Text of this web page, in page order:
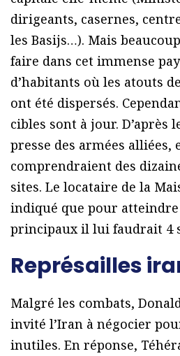
dirigeants, casernes,
les Basijs…). Mais
faire dans cet immense
d’habitants où les atouts
ont été dispersés.
cibles sont à jour. D’après
presse des armées alliées,
comprendraient des
sites. Le locataire de la
indiqué que pour atteindre
principaux il lui faudrait 4
Représailles
Malgré les combats,
invité l’Iran à négocier
inutiles. En réponse,